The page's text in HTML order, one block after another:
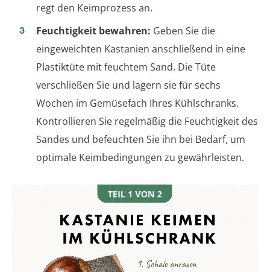
regt den Keimprozess an.
Feuchtigkeit bewahren: Geben Sie die
eingeweichten Kastanien anschließend in eine
Plastiktüte mit feuchtem Sand. Die Tüte
verschließen Sie und lagern sie für sechs
Wochen im Gemüsefach Ihres Kühlschranks.
Kontrollieren Sie regelmäßig die Feuchtigkeit des
Sandes und befeuchten Sie ihn bei Bedarf, um
optimale Keimbedingungen zu gewährleisten.